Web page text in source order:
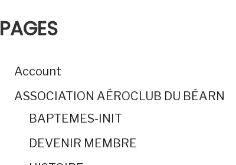
PAGES
Account
ASSOCIATION AÉROCLUB DU BÉARN
BAPTEMES-INIT
DEVENIR MEMBRE